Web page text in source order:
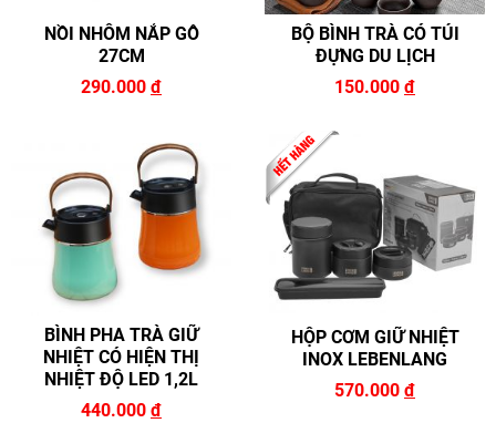
NỒI NHÔM NẮP GỖ
27CM
290.000 đ
BỘ BÌNH TRÀ CÓ TÚI
ĐỰNG DU LỊCH
150.000 đ
BÌNH PHA TRÀ GIỮ
NHIỆT CÓ HIỆN THỊ
NHIỆT ĐỘ LED 1,2L
440.000 đ
HỘP CƠM GIỮ NHIỆT
INOX LEBENLANG
570.000 đ